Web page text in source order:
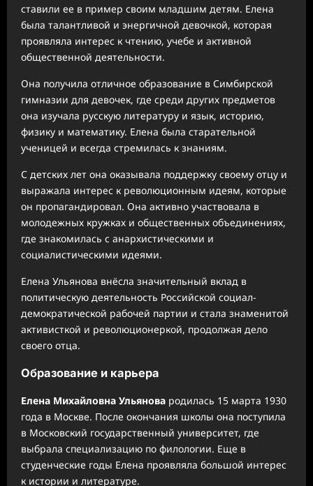
ставили ее в пример своим младшим детям. Елена
была талантливой и энергичной девочкой, которая
проявляла интерес к чтению, учебе и активной
общественной деятельности.
Она получила отличное образование в Симбирской
гимназии для девочек, где среди других предметов
она изучала русскую литературу и язык, историю,
физику и математику. Елена была старательной
ученицей и всегда стремилась к знаниям.
С детских лет она оказывала поддержку своему отцу и
выражала интерес к революционным идеям, которые
он пропагандировал. Она активно участвовала в
молодежных кружках и общественных объединениях,
где знакомилась с анархистическими и
социалистическими идеями.
Елена Ульянова внёсла значительный вклад в
политическую деятельность Российской социал-
демократической рабочей партии и стала знаменитой
активисткой и революционеркой, продолжая дело
своего отца.
Образование и карьера
Елена Михайловна Ульянова родилась 15 марта 1930
года в Москвe. После окончания школы она поступила
в Московский государственный университет, где
выбрала специализацию по филологии. Еще в
студенческие годы Елена проявляла большой интерес
к истории и литературе.